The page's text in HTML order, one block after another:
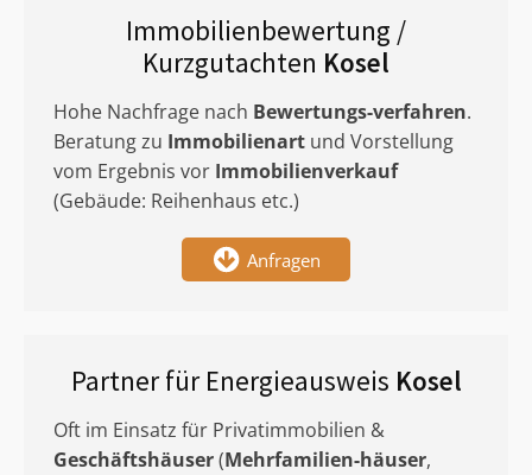
Immobilienbewertung /
Kurzgutachten Kosel
Hohe Nachfrage nach Bewertungs-verfahren.
Beratung zu Immobilienart und Vorstellung
vom Ergebnis vor Immobilienverkauf
(Gebäude: Reihenhaus etc.)
Anfragen
Partner für Energieausweis Kosel
Oft im Einsatz für Privatimmobilien &
Geschäftshäuser(Mehrfamilien-häuser,